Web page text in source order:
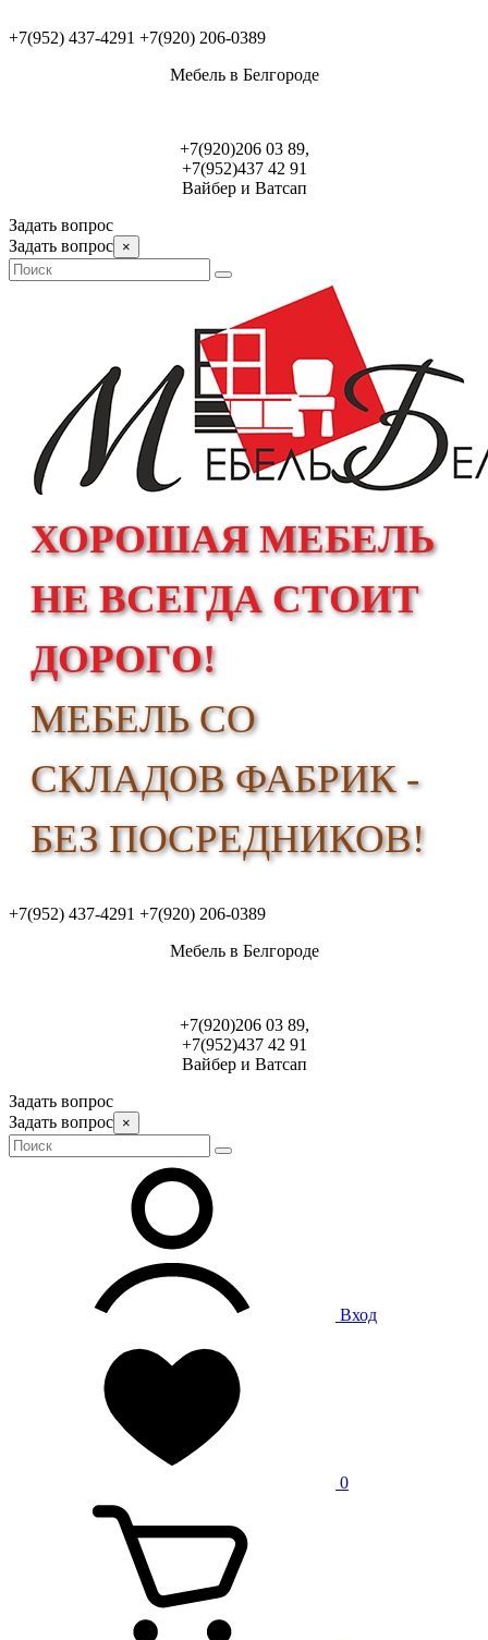
+7(952) 437-4291 +7(920) 206-0389
Мебель в Белгороде
+7(920)206 03 89,
+7(952)437 42 91
Вайбер и Ватсап
Задать вопрос
Задать вопрос ×
ХОРОШАЯ МЕБЕЛЬ
НЕ ВСЕГДА СТОИТ
ДОРОГО!
МЕБЕЛЬ СО
СКЛАДОВ ФАБРИК -
БЕЗ ПОСРЕДНИКОВ!
+7(952) 437-4291 +7(920) 206-0389
Мебель в Белгороде
+7(920)206 03 89,
+7(952)437 42 91
Вайбер и Ватсап
Задать вопрос
Задать вопрос ×
Вход
0